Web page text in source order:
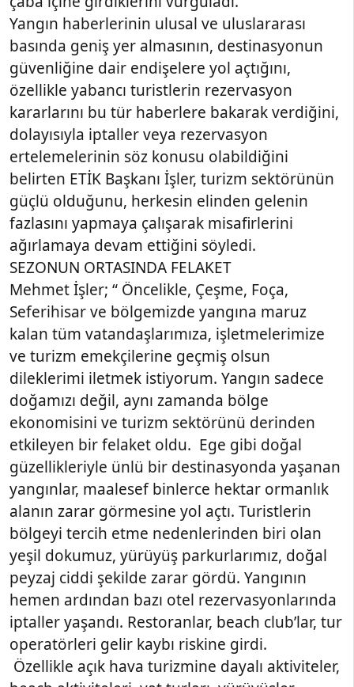
Yangın haberlerinin ulusal ve uluslararası
basında geniş yer almasının, destinasyonun
güvenliğine dair endişelere yol açtığını,
özellikle yabancı turistlerin rezervasyon
kararlarını bu tür haberlere bakarak verdiğini,
dolayısıyla iptaller veya rezervasyon
ertelemelerinin söz konusu olabildiğini
belirten ETİK Başkanı İşler, turizm sektörünün
güçlü olduğunu, herkesin elinden gelenin
fazlasını yapmaya çalışarak misafirlerini
ağırlamaya devam ettiğini söyledi.
SEZONUN ORTASINDA FELAKET
Mehmet İşler; “ Öncelikle, Çeşme, Foça,
Seferihisar ve bölgemizde yangına maruz
kalan tüm vatandaşlarımıza, işletmelerimize
ve turizm emekçilerine geçmiş olsun
dileklerimi iletmek istiyorum. Yangın sadece
doğamızı değil, aynı zamanda bölge
ekonomisini ve turizm sektörünü derinden
etkileyen bir felaket oldu. Ege gibi doğal
güzellikleriyle ünlü bir destinasyonda yaşanan
yangınlar, maalesef binlerce hektar ormanlık
alanın zarar görmesine yol açtı. Turistlerin
bölgeyi tercih etme nedenlerinden biri olan
yeşil dokumuz, yürüyüş parkurlarımız, doğal
peyzaj ciddi şekilde zarar gördü. Yangının
hemen ardından bazı otel rezervasyonlarında
iptaller yaşandı. Restoranlar, beach club’lar, tur
operatörleri gelir kaybı riskine girdi.
Özellikle açık hava turizmine dayalı aktiviteler,